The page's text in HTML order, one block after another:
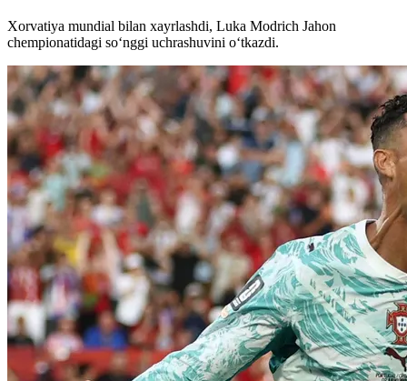
Xorvatiya mundial bilan xayrlashdi, Luka Modrich Jahon
chempionatidagi so‘nggi uchrashuvini o‘tkazdi.